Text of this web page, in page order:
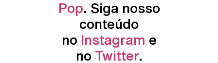
Pop. Siga nosso
conteúdo
no Instagram e
no Twitter.